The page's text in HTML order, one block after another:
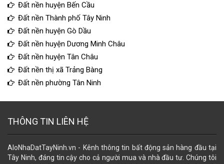
Đất nền huyện Bến Cầu
Đất nền Thành phố Tây Ninh
Đất nền huyện Gò Dầu
Đất nền huyện Dương Minh Châu
Đất nền huyện Tân Châu
Đất nền thị xã Trảng Bàng
Đất nền phường Tân Ninh
THÔNG TIN LIÊN HỆ
AloNhaDatTayNinh.vn - Kênh thông tin bất động sản hàng đầu tại
Tây Ninh, đáng tin cậy cho cả người mua và nhà đầu tư. Chúng tôi